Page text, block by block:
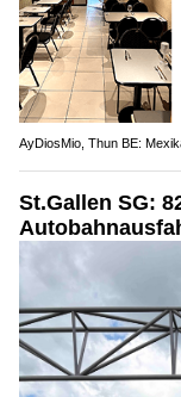
AyDiosMio, Thun BE:
St.Gallen SG: